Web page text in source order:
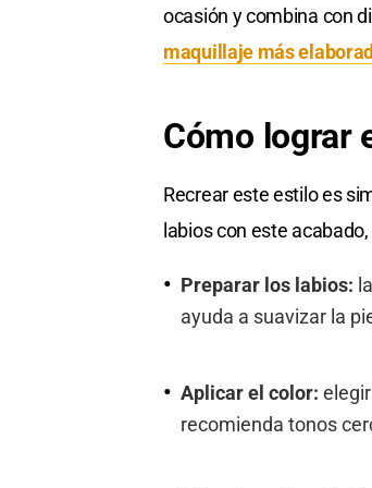
ocasión y combina con
maquillaje más
Cómo lograr
Recrear este estilo es
labios con este
Preparar los labios:
ayuda a suavizar la
Aplicar el color:
recomienda tonos